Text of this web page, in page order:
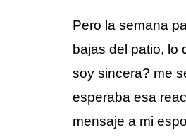
Pero la semana
bajas del patio, lo
soy sincera? me
esperaba esa
mensaje a mi